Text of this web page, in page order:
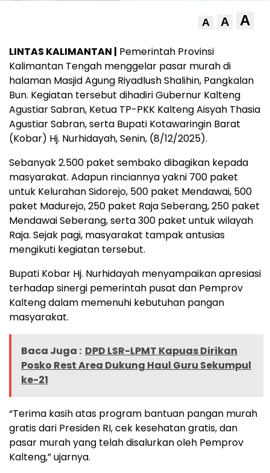
A A A
LINTAS KALIMANTAN | Pemerintah Provinsi
Kalimantan Tengah menggelar pasar murah di
halaman Masjid Agung Riyadlush Shalihin, Pangkalan
Bun. Kegiatan tersebut dihadiri Gubernur Kalteng
Agustiar Sabran, Ketua TP-PKK Kalteng Aisyah Thasia
Agustiar Sabran, serta Bupati Kotawaringin Barat
(Kobar) Hj. Nurhidayah, Senin, (8/12/2025).
Sebanyak 2.500 paket sembako dibagikan kepada
masyarakat. Adapun rinciannya yakni 700 paket
untuk Kelurahan Sidorejo, 500 paket Mendawai, 500
paket Madurejo, 250 paket Raja Seberang, 250 paket
Mendawai Seberang, serta 300 paket untuk wilayah
Raja. Sejak pagi, masyarakat tampak antusias
mengikuti kegiatan tersebut.
Bupati Kobar Hj. Nurhidayah menyampaikan apresiasi
terhadap sinergi pemerintah pusat dan Pemprov
Kalteng dalam memenuhi kebutuhan pangan
masyarakat.
Baca Juga : DPD LSR-LPMT Kapuas Dirikan
Posko Rest Area Dukung Haul Guru Sekumpul
ke-21
“Terima kasih atas program bantuan pangan murah
gratis dari Presiden RI, cek kesehatan gratis, dan
pasar murah yang telah disalurkan oleh Pemprov
Kalteng,” ujarnya.